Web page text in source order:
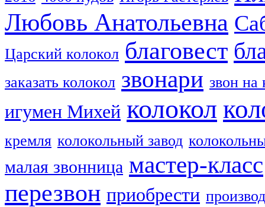
Любовь Анатольевна
Царский колокол благовест
заказать колокол звонари звон на
игумен Михей колокол
кремля колокольный завод
малая звонница мастер-класс
перезвон приобрести